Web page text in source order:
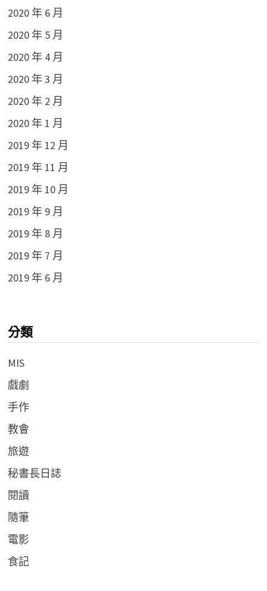
2020 年 6 月
2020 年 5 月
2020 年 4 月
2020 年 3 月
2020 年 2 月
2020 年 1 月
2019 年 12 月
2019 年 11 月
2019 年 10 月
2019 年 9 月
2019 年 8 月
2019 年 7 月
2019 年 6 月
分類
MIS
戲劇
手作
教會
旅遊
秘書長日誌
閱讀
隨筆
電影
食記